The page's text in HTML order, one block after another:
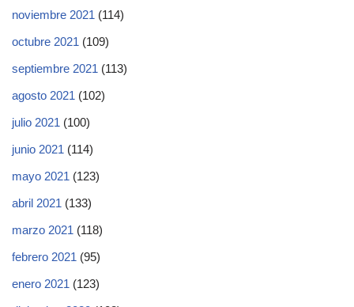
noviembre 2021 (114)
octubre 2021 (109)
septiembre 2021 (113)
agosto 2021 (102)
julio 2021 (100)
junio 2021 (114)
mayo 2021 (123)
abril 2021 (133)
marzo 2021 (118)
febrero 2021 (95)
enero 2021 (123)